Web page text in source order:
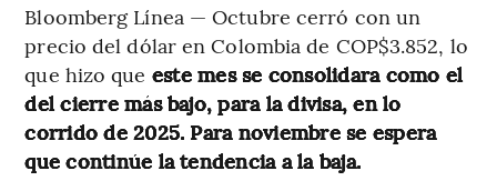
Bloomberg Línea — Octubre cerró con un
precio del dólar en Colombia de COP$3.852, lo
que hizo que este mes se consolidara como el
del cierre más bajo, para la divisa, en lo
corrido de 2025. Para noviembre se espera
que continúe la tendencia a la baja.